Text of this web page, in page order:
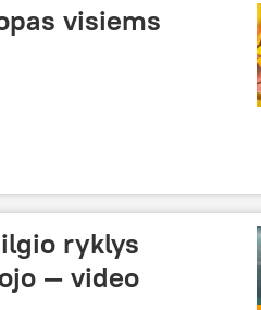
visiems
ryklys
— video